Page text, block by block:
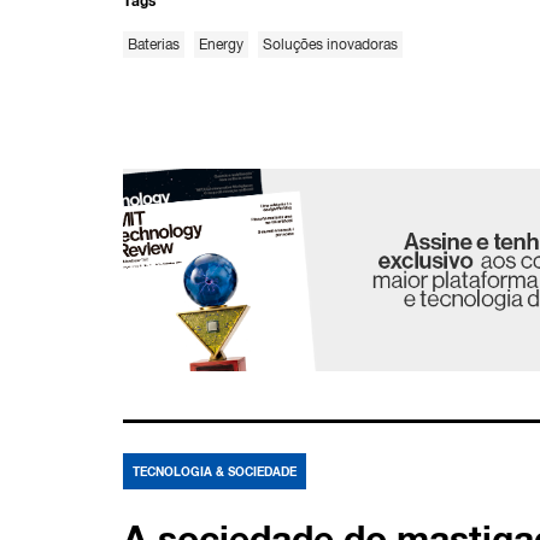
Baterias Energy Soluções inovadoras
TECNOLOGIA & SOCIEDADE